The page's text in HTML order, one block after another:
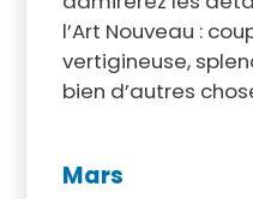
l’Art Nouveau :
vertigineuse,
bien d’autres
Mars